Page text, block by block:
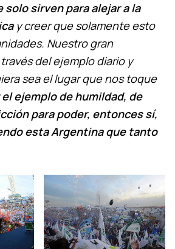
sirven para alejar a la
y creer que solamente esto
Nuestro gran
del ejemplo diario y
sea el lugar que nos toque
el ejemplo de humildad, de
para poder, entonces sí,
esta Argentina que tanto